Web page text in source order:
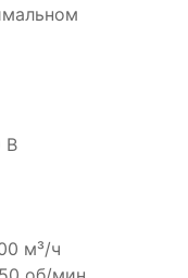
В
м³/ч